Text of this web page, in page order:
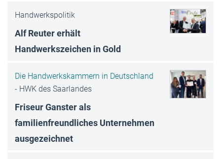
Handwerkspolitik
Alf Reuter erhält
Handwerkszeichen in Gold
Die Handwerkskammern in Deutschland
- HWK des Saarlandes
Friseur Ganster als
familienfreundliches Unternehmen
ausgezeichnet